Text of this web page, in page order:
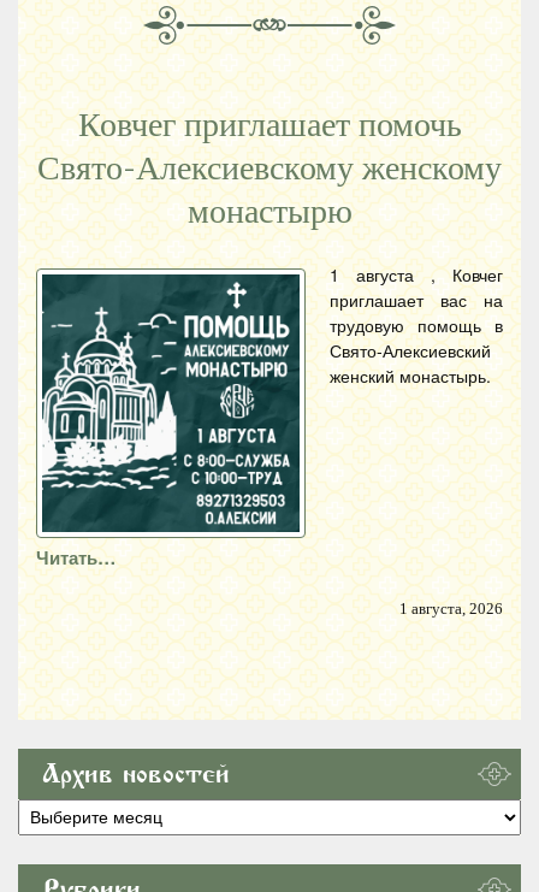
Ковчег приглашает помочь
Свято-Алексиевскому женскому
монастырю
1 августа , Ковчег
приглашает вас на
трудовую помощь в
Свято-Алексиевский
женский монастырь.
Читать…
1 августа, 2026
Архив новостей
Архив
новостей